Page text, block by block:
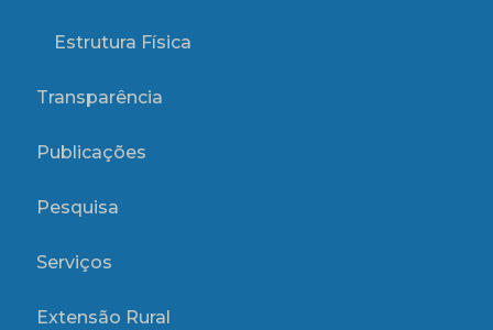
Estrutura Física
Transparência
Publicações
Pesquisa
Serviços
Extensão Rural